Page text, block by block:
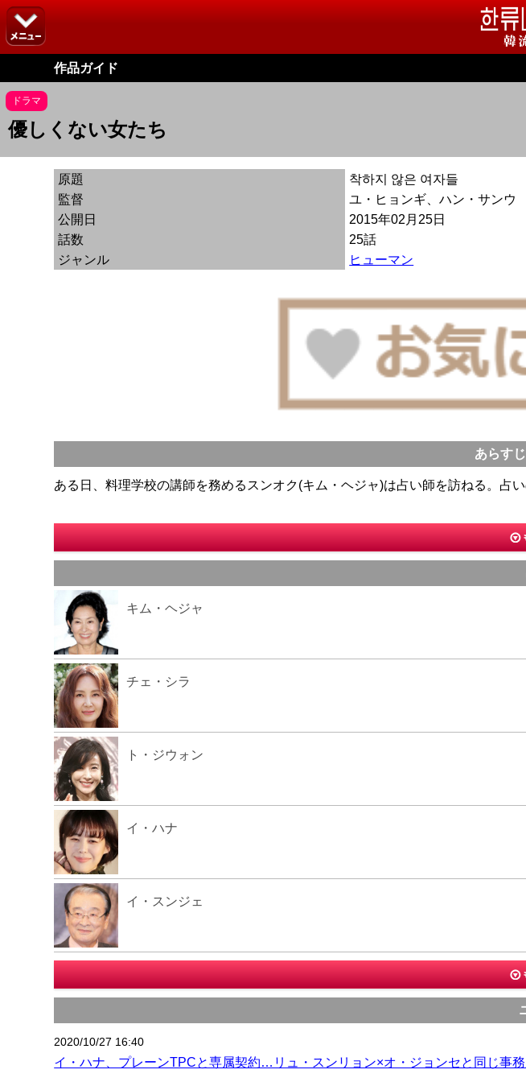
作品ガイド
ドラマ
優しくない女たち
原題
착하지 않은 여자들
監督
ユ・ヒョンギ、ハン・サンウ
公開日
2015年02月25日
話数
25話
ジャンル
ヒューマン
あらすじ
ある日、料理学校の講師を務めるスンオク(キム・ヘジャ)は占い師を訪ねる。占
キム・ヘジャ
チェ・シラ
ト・ジウォン
イ・ハナ
イ・スンジェ
2020/10/27 16:40
イ・ハナ、プレーンTPCと専属契約…リュ・スンリョン×オ・ジョンセと同じ事務